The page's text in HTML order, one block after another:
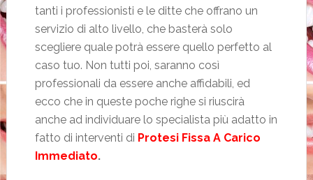
tanti i professionisti e le ditte che offrano un
servizio di alto livello, che basterà solo
scegliere quale potrà essere quello perfetto al
caso tuo. Non tutti poi, saranno così
professionali da essere anche affidabili, ed
ecco che in queste poche righe si riuscirà
anche ad individuare lo specialista più adatto in
fatto di interventi di Protesi Fissa A Carico
Immediato.